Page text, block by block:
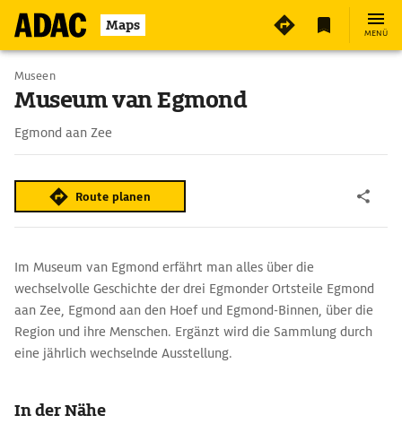
Maps MENÜ
Museen
Museum van Egmond
Egmond aan Zee
Route planen
Im Museum van Egmond erfährt man alles über die
wechselvolle Geschichte der drei Egmonder Ortsteile Egmond
aan Zee, Egmond aan den Hoef und Egmond-Binnen, über die
Region und ihre Menschen. Ergänzt wird die Sammlung durch
eine jährlich wechselnde Ausstellung.
In der Nähe